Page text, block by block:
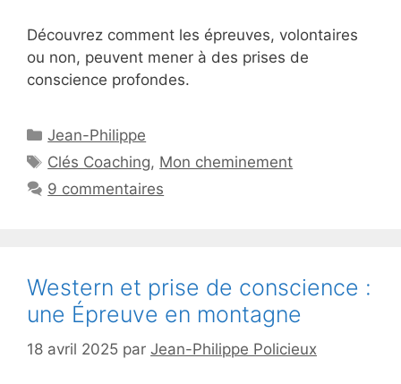
Découvrez comment les épreuves, volontaires
ou non, peuvent mener à des prises de
conscience profondes.
Catégories
Jean-Philippe
Étiquettes
Clés Coaching, Mon cheminement
9 commentaires
Western et prise de conscience :
une Épreuve en montagne
18 avril 2025 par Jean-Philippe Policieux